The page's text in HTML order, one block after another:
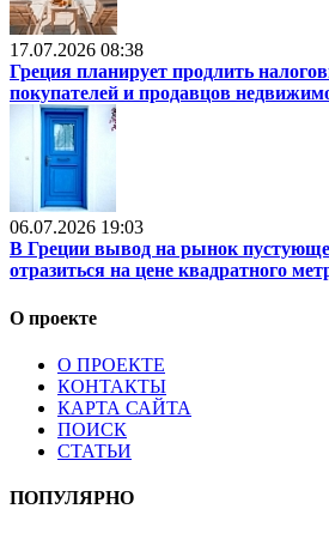
17.07.2026 08:38
Греция планирует продлить
покупателей и продавцов
06.07.2026 19:03
В Греции вывод на рынок
отразиться на цене квадратного
О проекте
О ПРОЕКТЕ
КОНТАКТЫ
КАРТА САЙТА
ПОИСК
СТАТЬИ
ПОПУЛЯРНО